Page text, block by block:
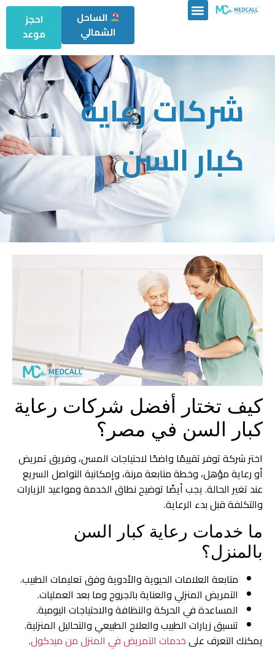
الساحل
الشمالي
احجز
موعد
شركات رعاية
كبار السن
كيف تختار أفضل شركات رعاية
كبار السن في مصر؟
اختر شركة توفر تقييمًا واضحًا لاحتياجات المسن، وفريق تمريض
أو رعاية مؤهل، وخطة متابعة مرنة، وإمكانية التواصل السريع
عند تغير الحالة. يجب أيضًا توضيح نطاق الخدمة ومواعيد الزيارات
والتكلفة قبل بدء الرعاية.
ما خدمات رعاية كبار السن
بالمنزل؟
متابعة العلامات الحيوية والأدوية وفق تعليمات الطبيب.
التمريض المنزلي والعناية بالجروح وما بعد العمليات.
المساعدة في الحركة والنظافة والاحتياجات اليومية.
تنسيق زيارات الطبيب والعلاج الطبيعي والتحاليل المنزلية.
يمكنك التعرف علىخدمات التمريض في المنزل من ميدكول.